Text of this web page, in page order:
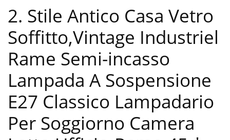
2. Stile Antico Casa Vetro
Soffitto,Vintage Industriel
Rame Semi-incasso
Lampada A Sospensione
E27 Classico Lampadario
Per Soggiorno Camera